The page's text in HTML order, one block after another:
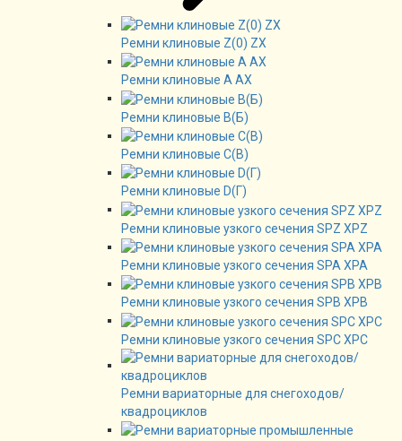
Ремни клиновые Z(0) ZX
Ремни клиновые А AX
Ремни клиновые В(Б)
Ремни клиновые C(B)
Ремни клиновые D(Г)
Ремни клиновые узкого сечения SPZ XPZ
Ремни клиновые узкого сечения SPA XPA
Ремни клиновые узкого сечения SPB XPB
Ремни клиновые узкого сечения SPC XPC
Ремни вариаторные для снегоходов/
квадроциклов